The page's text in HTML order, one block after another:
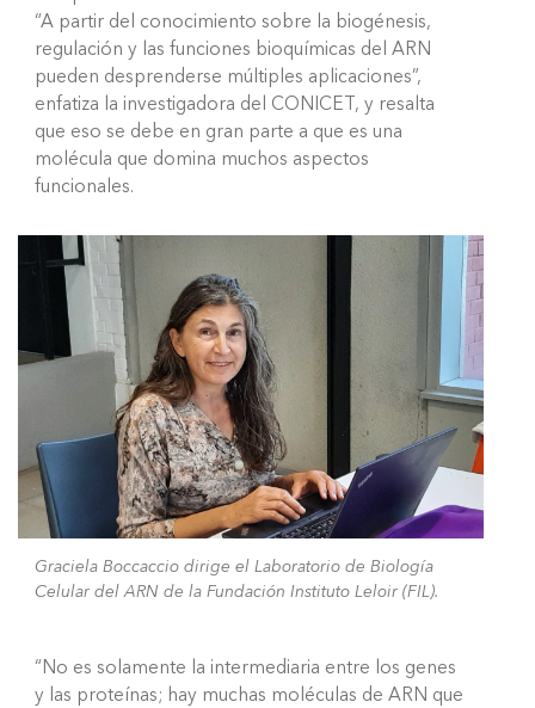
“A partir del conocimiento sobre la biogénesis,
regulación y las funciones bioquímicas del ARN
pueden desprenderse múltiples aplicaciones”,
enfatiza la investigadora del CONICET, y resalta
que eso se debe en gran parte a que es una
molécula que domina muchos aspectos
funcionales.
Graciela Boccaccio dirige el Laboratorio de Biología
Celular del ARN de la Fundación Instituto Leloir (FIL).
“No es solamente la intermediaria entre los genes
y las proteínas; hay muchas moléculas de ARN que